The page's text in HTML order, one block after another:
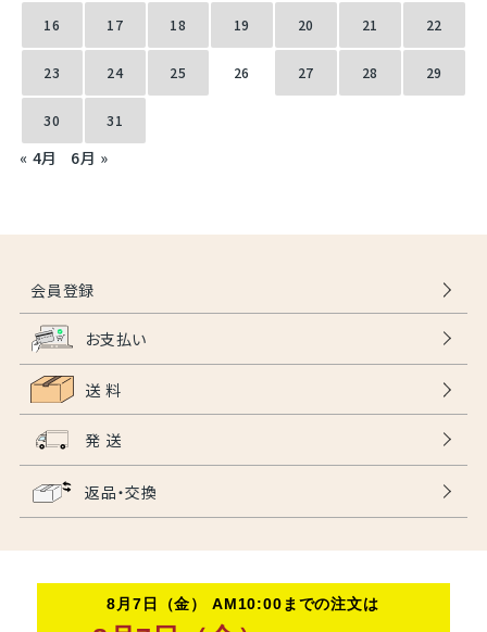
16 17 18 19 20 21 22
23 24 25 26 27 28 29
30 31
« 4月 6月 »
会員登録
お支払い
送 料
発 送
返品・交換